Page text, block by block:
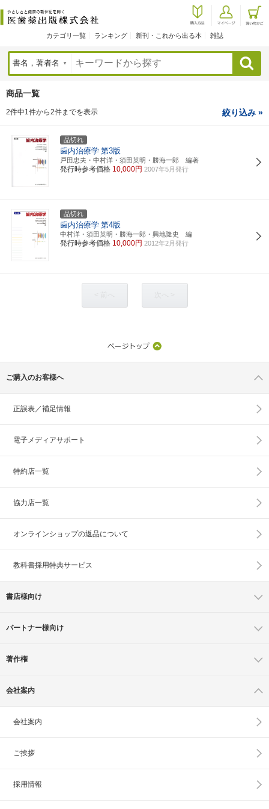
カテゴリ一覧 ランキング 新刊・これから出る本 雑誌
検索
商品一覧
2件中1件から2件までを表示 絞り込み »
品切れ
歯内治療学 第3版
戸田忠夫・中村洋・須田英明・勝海一郎 編著
発行時参考価格 10,000円 2007年5月発行
品切れ
歯内治療学 第4版
中村洋・須田英明・勝海一郎・興地隆史 編
発行時参考価格 10,000円 2012年2月発行
ご購入のお客様へ
正誤表／補足情報
電子メディアサポート
特約店一覧
協力店一覧
オンラインショップの返品について
教科書採用特典サービス
書店様向け
パートナー様向け
著作権
会社案内
会社案内
ご挨拶
採用情報